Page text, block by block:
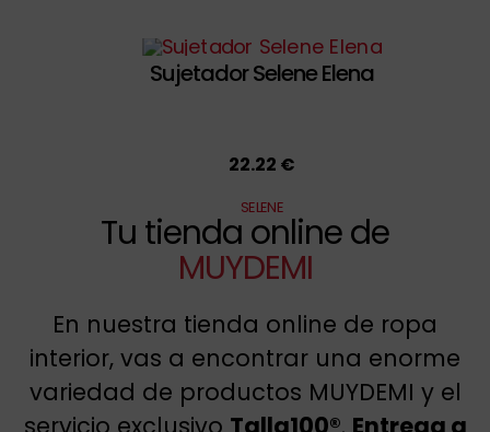
Sujetador Selene Elena
22.22 €
SELENE
Tu tienda online de
MUYDEMI
En nuestra tienda online de ropa
interior, vas a encontrar una enorme
variedad de productos MUYDEMI y el